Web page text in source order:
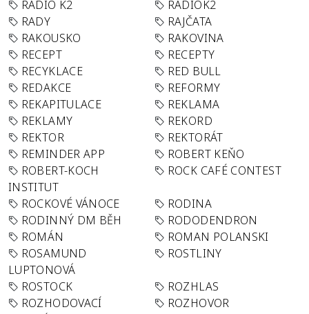
RÁDIO K2
RADIOK2
RADY
RAJČATA
RAKOUSKO
RAKOVINA
RECEPT
RECEPTY
RECYKLACE
RED BULL
REDAKCE
REFORMY
REKAPITULACE
REKLAMA
REKLAMY
REKORD
REKTOR
REKTORÁT
REMINDER APP
ROBERT KEŇO
ROBERT-KOCH
INSTITUT
ROCK CAFÉ CONTEST
ROCKOVÉ VÁNOCE
RODINA
RODINNÝ DM BĚH
RODODENDRON
ROMÁN
ROMAN POLANSKI
ROSAMUND
LUPTONOVÁ
ROSTLINY
ROSTOCK
ROZHLAS
ROZHODOVACÍ
ROZHOVOR